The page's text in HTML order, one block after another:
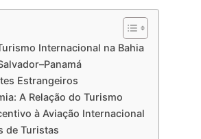
Internacional na Bahia
Estrangeiros
A Relação do Turismo
à Aviação Internacional
de Turistas